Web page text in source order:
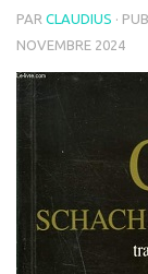
PAR CLAUDIUS ·
NOVEMBRE 2024